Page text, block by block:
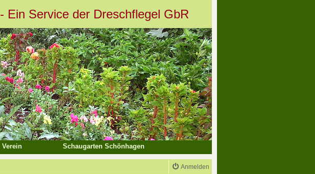
- Ein Service der Dreschflegel GbR
Verein Schaugarten Schönhagen
Anmelden